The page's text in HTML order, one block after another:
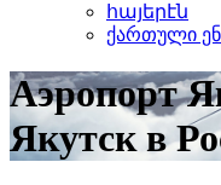
հայերէն
ქართული
Аэропорт
Якутск в